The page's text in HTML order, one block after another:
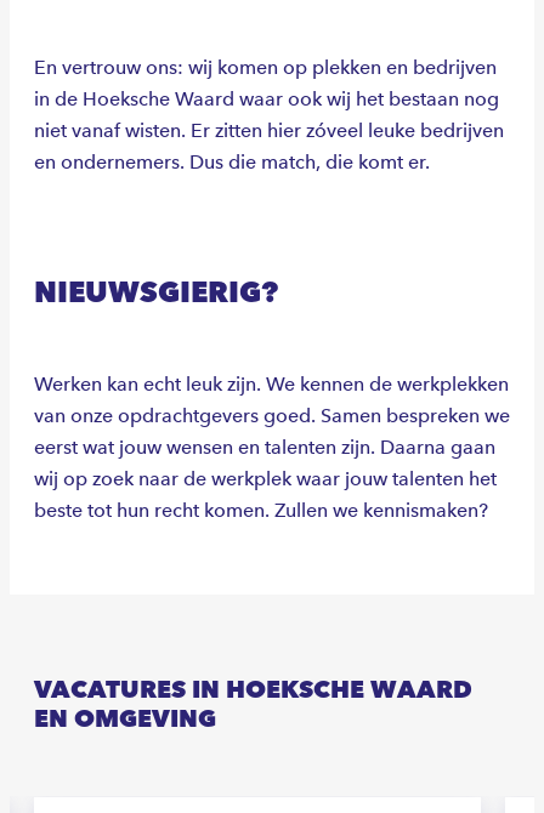
En vertrouw ons: wij komen op plekken en bedrijven
in de Hoeksche Waard waar ook wij het bestaan nog
niet vanaf wisten. Er zitten hier zóveel leuke bedrijven
en ondernemers. Dus die match, die komt er.
NIEUWSGIERIG?
Werken kan echt leuk zijn. We kennen de werkplekken
van onze opdrachtgevers goed. Samen bespreken we
eerst wat jouw wensen en talenten zijn. Daarna gaan
wij op zoek naar de werkplek waar jouw talenten het
beste tot hun recht komen. Zullen we kennismaken?
VACATURES IN HOEKSCHE WAARD
EN OMGEVING